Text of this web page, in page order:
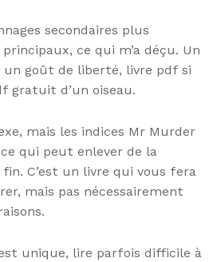
secondaires plus
ce qui m’a déçu. Un
un goût de liberté, livre pdf si
gratuit d’un oiseau.
mais les indices Mr Murder
qui peut enlever de la
C’est un livre qui vous fera
mais pas nécessairement
unique, lire parfois difficile à